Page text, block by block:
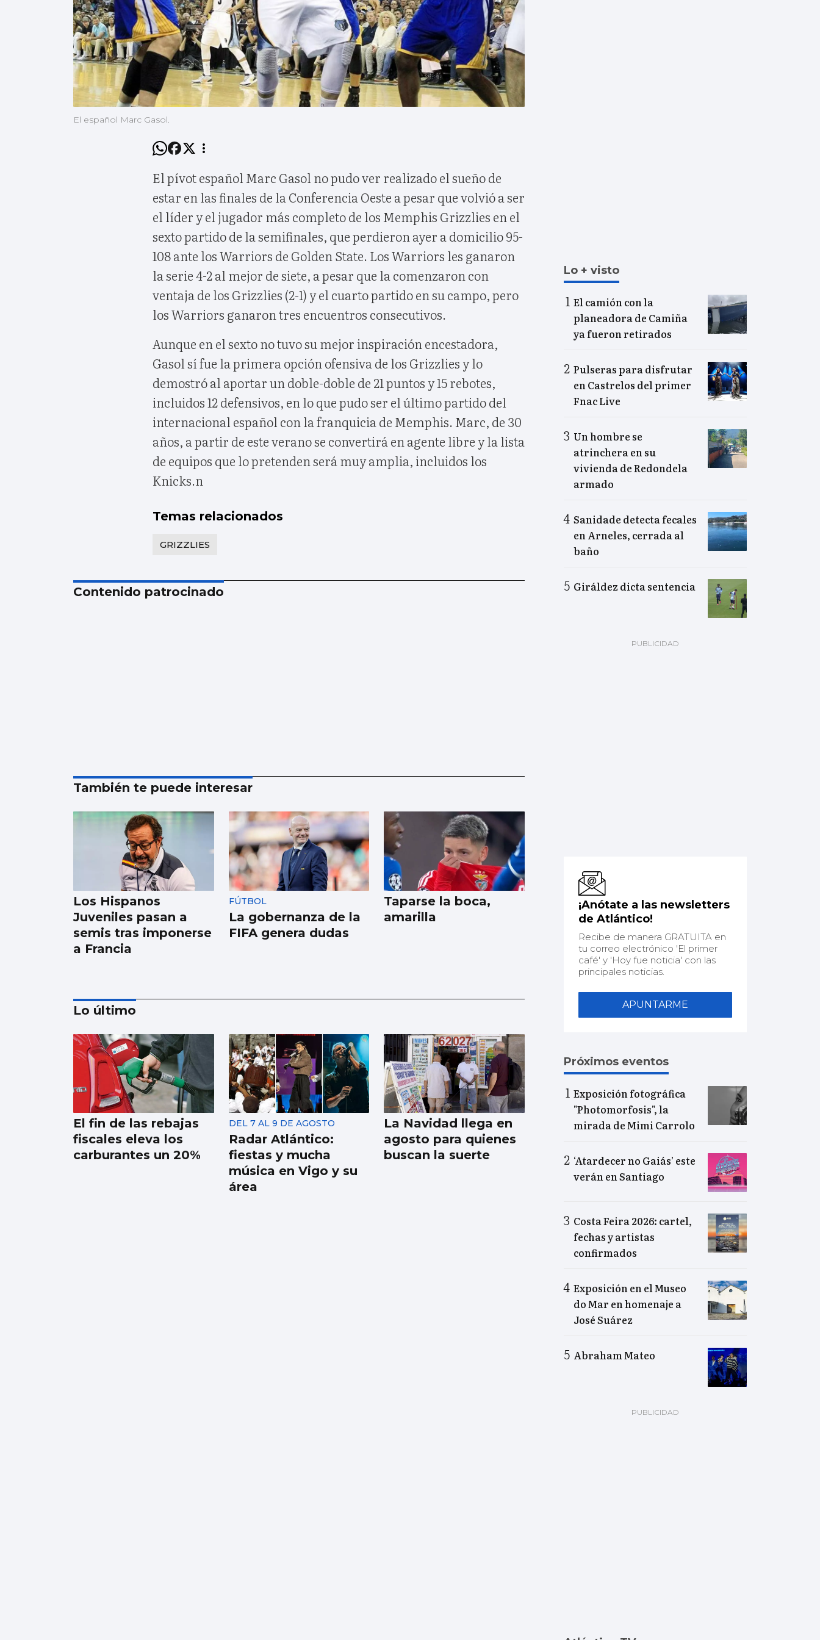
El español Marc Gasol.
El pívot español Marc Gasol no pudo ver realizado el sueño de
estar en las finales de la Conferencia Oeste a pesar que volvió a ser
el líder y el jugador más completo de los Memphis Grizzlies en el
sexto partido de la semifinales, que perdieron ayer a domicilio 95-
108 ante los Warriors de Golden State. Los Warriors les ganaron
la serie 4-2 al mejor de siete, a pesar que la comenzaron con
ventaja de los Grizzlies (2-1) y el cuarto partido en su campo, pero
los Warriors ganaron tres encuentros consecutivos.
Aunque en el sexto no tuvo su mejor inspiración encestadora,
Gasol sí fue la primera opción ofensiva de los Grizzlies y lo
demostró al aportar un doble-doble de 21 puntos y 15 rebotes,
incluidos 12 defensivos, en lo que pudo ser el último partido del
internacional español con la franquicia de Memphis. Marc, de 30
años, a partir de este verano se convertirá en agente libre y la lista
de equipos que lo pretenden será muy amplia, incluidos los
Knicks.n
Temas relacionados
GRIZZLIES
Contenido patrocinado
También te puede interesar
Los Hispanos
Juveniles pasan a
semis tras imponerse
a Francia
FÚTBOL
La gobernanza de la
FIFA genera dudas
Taparse la boca,
amarilla
FÚTBOL | PRIMERA DIVISIÓN
Bisiwu: "Cuando Flick
quiera, estaré listo"
Lo último
El fin de las rebajas
fiscales eleva los
carburantes un 20%
DEL 7 AL 9 DE AGOSTO
Radar Atlántico:
fiestas y mucha
música en Vigo y su
área
La Navidad llega en
agosto para quienes
buscan la suerte
Lo + visto
El camión con la
planeadora de Camiña
ya fueron retirados
Pulseras para disfrutar
en Castrelos del primer
Fnac Live
Un hombre se
atrinchera en su
vivienda de Redondela
armado
Sanidade detecta fecales
en Arneles, cerrada al
baño
Giráldez dicta sentencia
¡Anótate a las newsletters
de Atlántico!
Recibe de manera GRATUITA en
tu correo electrónico 'El primer
café' y 'Hoy fue noticia' con las
principales noticias.
APUNTARME
Próximos eventos
Exposición fotográfica
"Photomorfosis", la
mirada de Mimi Carrolo
‘Atardecer no Gaiás’ este
verán en Santiago
Costa Feira 2026: cartel,
fechas y artistas
confirmados
Exposición en el Museo
do Mar en homenaje a
José Suárez
Abraham Mateo